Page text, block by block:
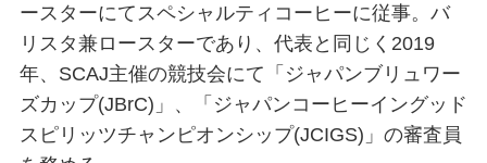
ースターにてスペシャルティコーヒーに従事。バ
リスタ兼ロースターであり、代表と同じく2019
年、SCAJ主催の競技会にて「ジャパンブリュワー
ズカップ(JBrC)」、「ジャパンコーヒーイングッド
スピリッツチャンピオンシップ(JCIGS)」の審査員